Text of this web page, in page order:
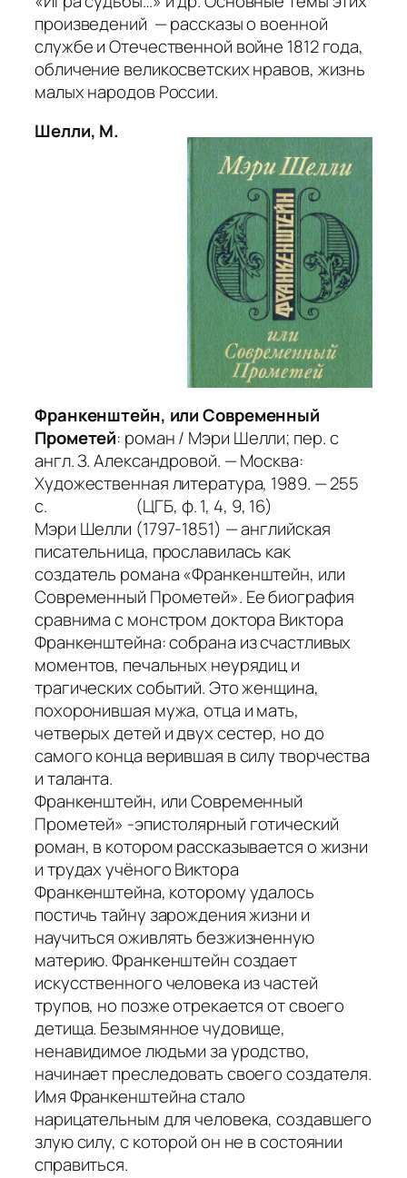
произведений — рассказы о военной
службе и Отечественной войне 1812 года,
обличение великосветских нравов, жизнь
малых народов России.
Шелли, М.
Франкенштейн, или Современный
Прометей: роман / Мэри Шелли; пер. с
англ. З. Александровой. — Москва:
Художественная литература, 1989. — 255
с. (ЦГБ, ф. 1, 4, 9, 16)
Мэри Шелли (1797-1851) — английская
писательница, прославилась как
создатель романа«Франкенштейн, или
Современный Прометей». Ее биография
сравнима с монстром доктора Виктора
Франкенштейна: собрана из счастливых
моментов, печальных неурядиц и
трагических событий. Это женщина,
похоронившая мужа, отца и мать,
четверых детей и двух сестер, но до
самого конца верившая в силу творчества
и таланта.
Франкенштейн, или Современный
Прометей» -эпистолярный готический
роман, в котором рассказывается о жизни
и трудах учёного Виктора
Франкенштейна, которому удалось
постичь тайну зарождения жизни и
научиться оживлять безжизненную
материю. Франкенштейн создает
искусственного человека из частей
трупов, но позже отрекается от своего
детища. Безымянное чудовище,
ненавидимое людьми за уродство,
начинает преследовать своего создателя.
Имя Франкенштейна стало
нарицательным для человека, создавшего
злую силу, с которой он не в состоянии
справиться.